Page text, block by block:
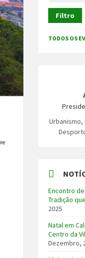
Filtro
TODOS OS
Encontro de
Tradição
2025
Natal em
Centro da
Dezembro,